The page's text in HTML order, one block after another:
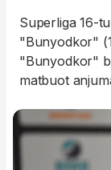
Superliga 16-
"Bunyodkor"
"Bunyodkor"
matbuot